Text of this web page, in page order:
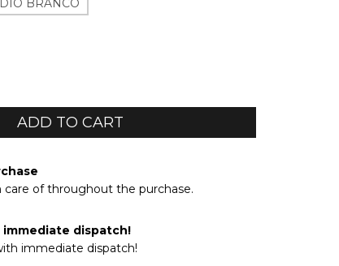
BRANCO
care of throughout the purchase.
immediate dispatch!
immediate dispatch!